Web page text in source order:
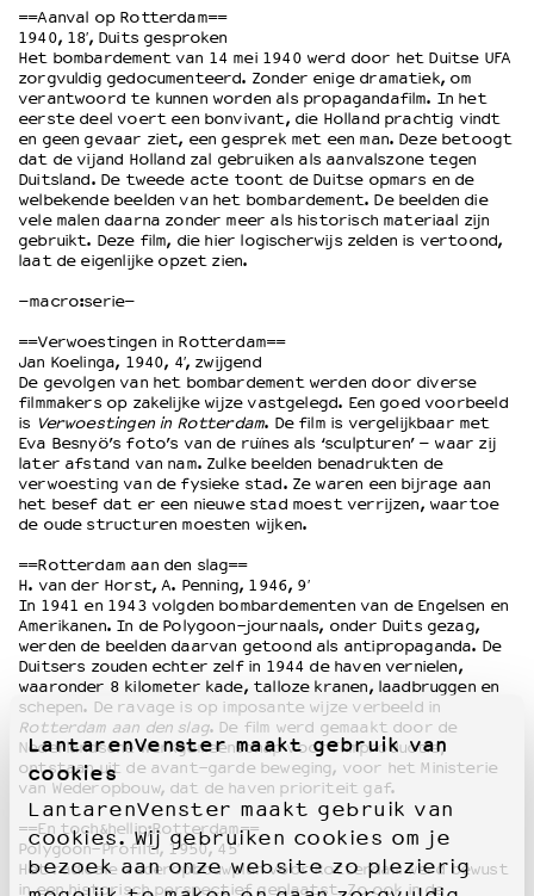
LantarenVenster maakt gebruik van
cookies
LantarenVenster maakt gebruik van
cookies. Wij gebruiken cookies om je
bezoek aan onze website zo plezierig
OVER LANTARENVENSTER
Wat we doen
Werken bij
Wie is wie
Word vriend
Historie
Partners
Huisregels
Privacyverklaring
Duurzaamheid
Culturele boycot Israël
Ruimte voor artistieke vrijheid – VNPF
==Aanval op Rotterdam==
1940, 18′, Duits gesproken
Het bombardement van 14 mei 1940 werd door het Duitse UFA
zorgvuldig gedocumenteerd. Zonder enige dramatiek, om
verantwoord te kunnen worden als propagandafilm. In het
eerste deel voert een bonvivant, die Holland prachtig vindt
en geen gevaar ziet, een gesprek met een man. Deze betoogt
dat de vijand Holland zal gebruiken als aanvalszone tegen
Duitsland. De tweede acte toont de Duitse opmars en de
welbekende beelden van het bombardement. De beelden die
vele malen daarna zonder meer als historisch materiaal zijn
gebruikt. Deze film, die hier logischerwijs zelden is vertoond,
laat de eigenlijke opzet zien.
–macro:serie–
==Verwoestingen in Rotterdam==
Jan Koelinga, 1940, 4′, zwijgend
De gevolgen van het bombardement werden door diverse
filmmakers op zakelijke wijze vastgelegd. Een goed voorbeeld
is Verwoestingen in Rotterdam. De film is vergelijkbaar met
Eva Besnyö’s foto’s van de ruïnes als ‘sculpturen’ – waar zij
later afstand van nam. Zulke beelden benadrukten de
verwoesting van de fysieke stad. Ze waren een bijrage aan
het besef dat er een nieuwe stad moest verrijzen, waartoe
de oude structuren moesten wijken.
==Rotterdam aan den slag==
H. van der Horst, A. Penning, 1946, 9′
In 1941 en 1943 volgden bombardementen van de Engelsen en
Amerikanen. In de Polygoon-journaals, onder Duits gezag,
werden de beelden daarvan getoond als antipropaganda. De
Duitsers zouden echter zelf in 1944 de haven vernielen,
waaronder 8 kilometer kade, talloze kranen, laadbruggen en
schepen. De ravage is op imposante wijze verbeeld in
Rotterdam aan den slag. De film werd gemaakt door de
Nederlandsche Werkgemeenschap voor Filmproductie,
ontstaan uit de avant-garde beweging, voor het Ministerie
van Wederopbouw, dat de haven prioriteit gaf.
==En toch&hellip;Rotterdam==
Polygoon-Profilti, 1950, 45′
Het radicale wederopbouwplan voor Rotterdam werd bewust
in een historisch perspectief geplaatst. Zo ook in de